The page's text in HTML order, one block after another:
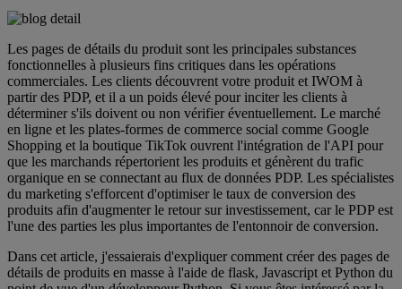
Les pages de détails du produit sont les principales substances
fonctionnelles à plusieurs fins critiques dans les opérations
commerciales. Les clients découvrent votre produit et IWOM à
partir des PDP, et il a un poids élevé pour inciter les clients à
déterminer s'ils doivent ou non vérifier éventuellement. Le marché
en ligne et les plates-formes de commerce social comme Google
Shopping et la boutique TikTok ouvrent l'intégration de l'API pour
que les marchands répertorient les produits et génèrent du trafic
organique en se connectant au flux de données PDP. Les spécialistes
du marketing s'efforcent d'optimiser le taux de conversion des
produits afin d'augmenter le retour sur investissement, car le PDP est
l'une des parties les plus importantes de l'entonnoir de conversion.
Dans cet article, j'essaierais d'expliquer comment créer des pages de
détails de produits en masse à l'aide de flask, Javascript et Python du